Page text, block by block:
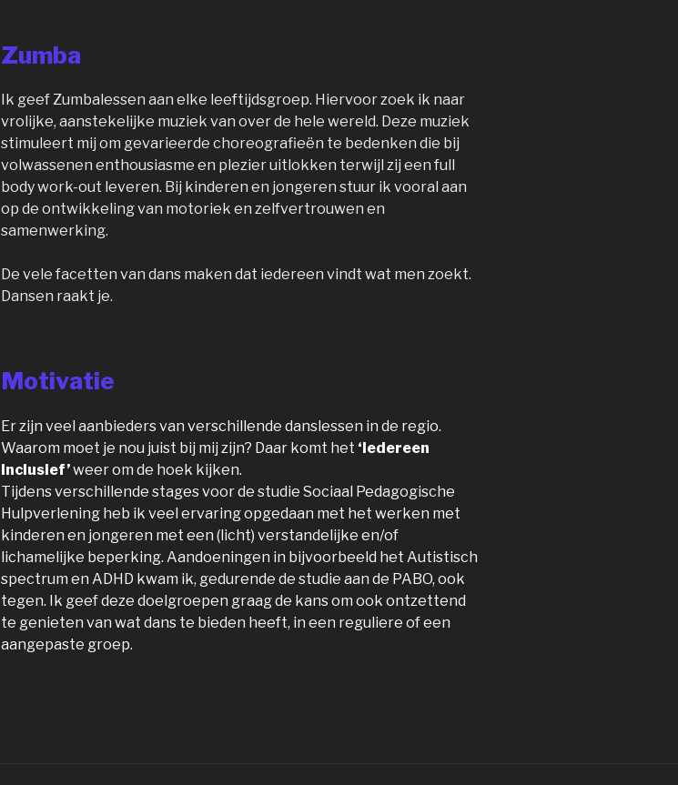
Zumba
Ik geef Zumbalessen aan elke leeftijdsgroep. Hiervoor zoek ik naar
vrolijke, aanstekelijke muziek van over de hele wereld. Deze muziek
stimuleert mij om gevarieerde choreografieën te bedenken die bij
volwassenen enthousiasme en plezier uitlokken terwijl zij een full
body work-out leveren. Bij kinderen en jongeren stuur ik vooral aan
op de ontwikkeling van motoriek en zelfvertrouwen en
samenwerking.
De vele facetten van dans maken dat iedereen vindt wat men zoekt.
Dansen raakt je.
Motivatie
Er zijn veel aanbieders van verschillende danslessen in de regio.
Waarom moet je nou juist bij mij zijn? Daar komt het ‘Iedereen
Inclusief’weer om de hoek kijken.
Tijdens verschillende stages voor de studie Sociaal Pedagogische
Hulpverlening heb ik veel ervaring opgedaan met het werken met
kinderen en jongeren met een (licht) verstandelijke en/of
lichamelijke beperking. Aandoeningen in bijvoorbeeld het Autistisch
spectrum en ADHD kwam ik, gedurende de studie aan de PABO, ook
tegen. Ik geef deze doelgroepen graag de kans om ook ontzettend
te genieten van wat dans te bieden heeft, in een reguliere of een
aangepaste groep.